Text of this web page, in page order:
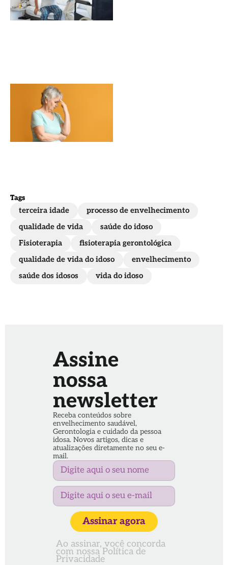
Tags
terceira idade
processo de envelhecimento
qualidade de vida
saúde do idoso
Fisioterapia
fisioterapia gerontológica
qualidade de vida do idoso
envelhecimento
saúde dos idosos
vida do idoso
Assine
nossa
newsletter
Receba conteúdos sobre
envelhecimento saudável,
Gerontologia e cuidado da pessoa
idosa. Novos artigos, dicas e
atualizações diretamente no seu e-
mail.
Assinar agora
Ao assinar, você concorda
com nossaPolítica de
Privacidade